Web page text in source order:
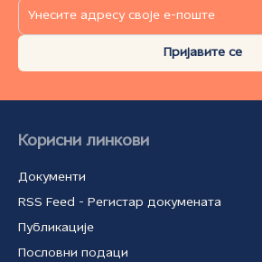
Пријавите се
Корисни линкови
Документи
RSS Feed - Регистар докумената
Публикације
Пословни подаци